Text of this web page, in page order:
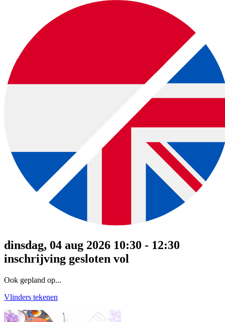
dinsdag, 04 aug 2026 10:30 - 12:30
inschrijving gesloten vol
Ook gepland op...
Vlinders tekenen